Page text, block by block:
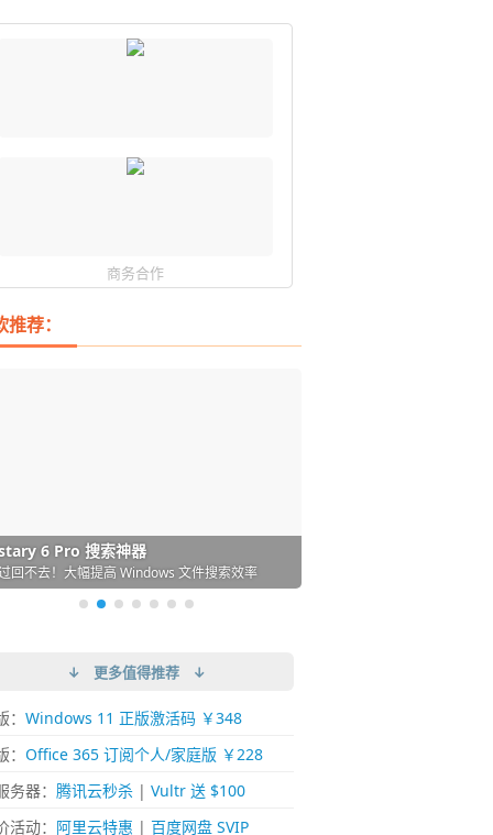
商务合作
荐：
必备的下载神器
的 Windows 平台下载工具
6 Pro 搜索神器
回不去！大幅提高 Windows 文件搜索效率
桌面图标自动整理/美化神器
必备！图标再多桌面也不再凌乱！
Desktop 虚拟机
上流畅运行 Windows (支持 M 芯片)
下载网络视频的神器 (Mac)
下视频，超简单好用！谁用谁知道
- 极简好用的 Markdown 编辑器
写作体验！跨平台支持 Win / Mac
↓ 更多值得推荐 ↓
Windows 11 正版激活码 ￥348
Office 365 订阅个人/家庭版 ￥228
务器： 腾讯云秒杀| Vultr 送 $100
活动： 阿里云特惠 | 百度网盘 SVIP